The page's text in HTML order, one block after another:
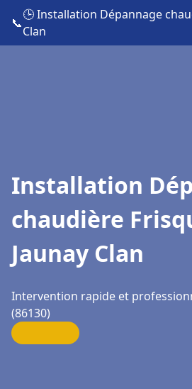
📞
🕒 Installation Dépannage
Clan
Installation
chaudière
Jaunay Clan
Intervention rapide et
(86130)